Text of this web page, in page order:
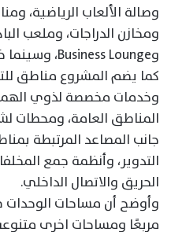
وصالة الألعاب الرياضية،
وBusiness Lounge، وسينما خارجية وقاعات للفعاليات.
كما يضم المشروع مناطق
وخدمات مخصصة لذوي
المناطق العامة، ومحطات
جانب المصاعد المرتبطة
التدوير، وأنظمة جمع
الحريق والاتصال الداخلي.
مربعًا ومساحات اخرى